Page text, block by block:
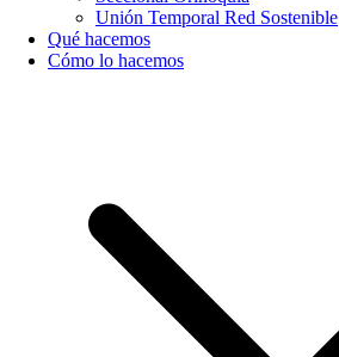
Unión Temporal Red Sostenible
Qué hacemos
Cómo lo hacemos